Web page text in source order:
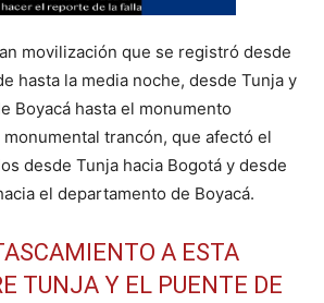
movilización que se registró desde
hasta la media noche, desde Tunja y
Boyacá hasta el monumento
trancón, que afectó el
desde Tunja hacia Bogotá y desde
el departamento de Boyacá.
A ESTA
TUNJA Y EL PUENTE DE